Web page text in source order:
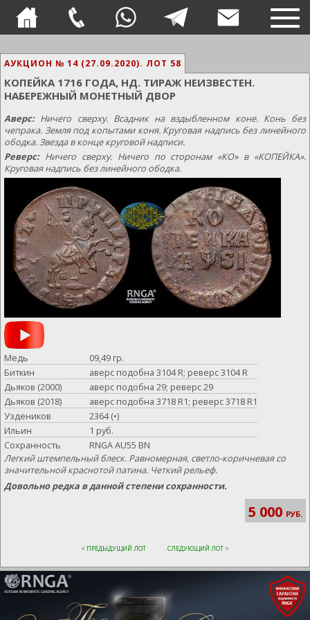
АУКЦИОН № 14 (27.09.2020). ЛОТ 58
КОПЕЙКА 1716 ГОДА, НД. ТИРАЖ НЕИЗВЕСТЕН.
НАБЕРЕЖНЫЙ МОНЕТНЫЙ ДВОР
Аверс:Ничего сверху. Всадник на вздыбленном коне. Конь без
чепрака. Земля под копытами коня. Круговая надпись без линейного
ободка. Звезда в конце круговой надписи.
Реверс:Ничего сверху. Ничего по сторонам «КО» в «КОПЕЙКА».
Круговая надпись без линейного ободка.
Медь
09,49 гр.
Биткин
аверс подобна 3104 R; реверс 3104 R
Дьяков (2000)
аверс подобна 29; реверс 29
Дьяков (2018)
аверс подобна 3718 R1; реверс 3718 R1
Уздеников
2364 (•)
Ильин
1 руб.
Сохранность
RNGA AU55 BN
Легкий штемпельный блеск. Равномерная, светло-коричневая со
значительной краснотой патина. Четкий рельеф.
Довольно редка в данной степени сохранности.
5 000 РУБ.
< ПРЕДЫДУЩИЙ ЛОТ СЛЕДУЮЩИЙ ЛОТ >